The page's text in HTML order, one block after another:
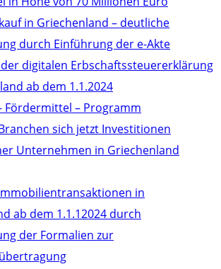
in Griechenland – deutliche
durch Einführung der e-Akte
digitalen Erbschaftssteuererklärung
ab dem 1.1.2024
Fördermittel – Programm
sich jetzt Investitionen
Unternehmen in Griechenland
in
ab dem 1.1.12024 durch
der Formalien zur